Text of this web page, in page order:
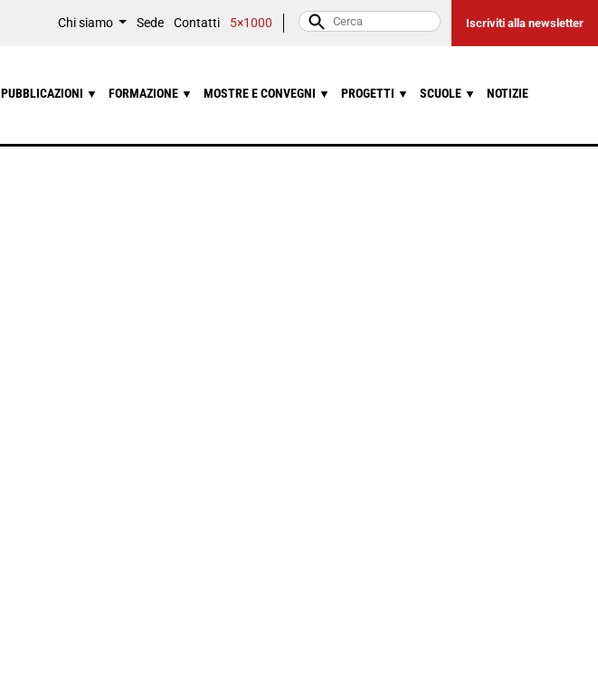
Chi siamo Sede Contatti 5×1000 Iscriviti alla newsletter
PUBBLICAZIONI ▼ FORMAZIONE ▼ MOSTRE E CONVEGNI ▼ PROGETTI ▼ SCUOLE ▼ NOTIZIE